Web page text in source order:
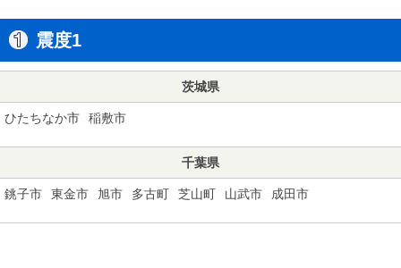
震度1
茨城県
ひたちなか市 稲敷市
千葉県
銚子市 東金市 旭市 多古町 芝山町 山武市 成田市